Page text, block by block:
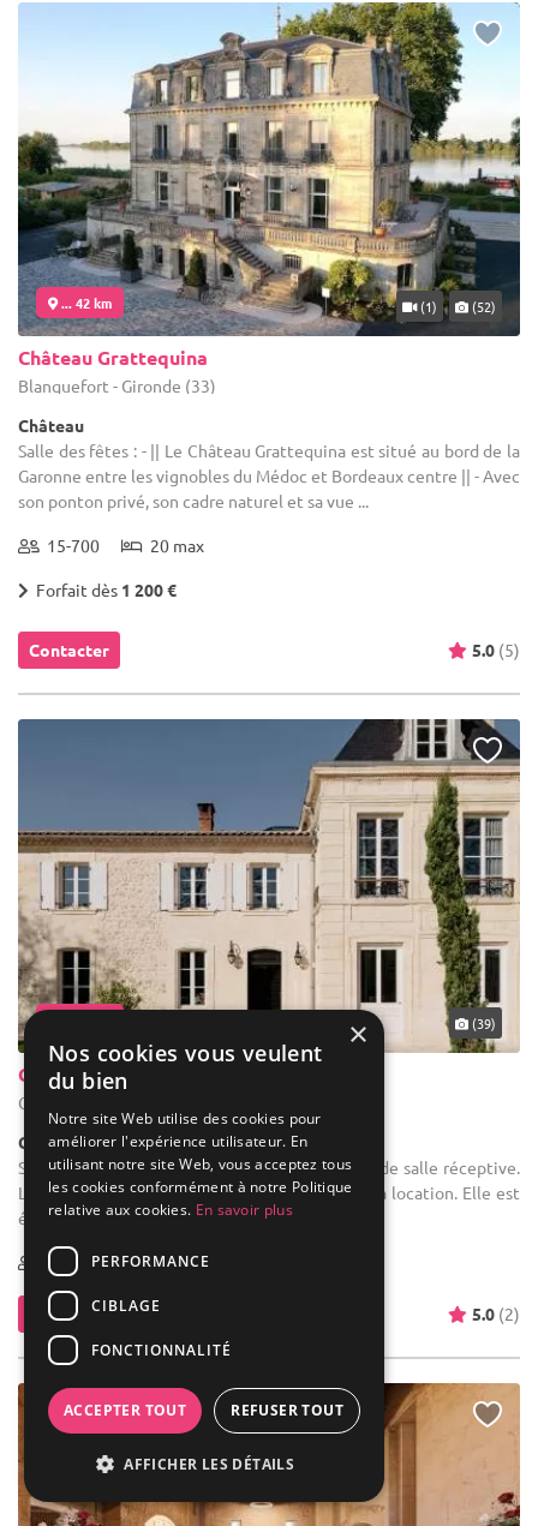
... 42 km (1) (52)
Château Grattequina
Blanquefort - Gironde (33)
Château
Salle des fêtes : - || Le Château Grattequina est situé au bord de la
Garonne entre les vignobles du Médoc et Bordeaux centre || - Avec
son ponton privé, son cadre naturel et sa vue ...
15-700 20 max
Forfait dès 1 200 €
Contacter 5.0 (5)
(39)
Château Grand Arnaud
Carignan-de-Bordeaux - Gironde (33)
Château
Salle des fêtes : Le Château dispose d'une grande salle réceptive.
Le mobilier (chaises et tables) est inclus dans la location. Elle est
équipée de tout le matériel sonore et lumineux.
10-200 18 max
Contacter 5.0 (2)
×
Nos cookies vous veulent
du bien
Notre site Web utilise des cookies pour
améliorer l'expérience utilisateur. En
utilisant notre site Web, vous acceptez tous
les cookies conformément à notre Politique
relative aux cookies. En savoir plus
PERFORMANCE
CIBLAGE
FONCTIONNALITÉ
ACCEPTER TOUT REFUSER TOUT
AFFICHER LES DÉTAILS